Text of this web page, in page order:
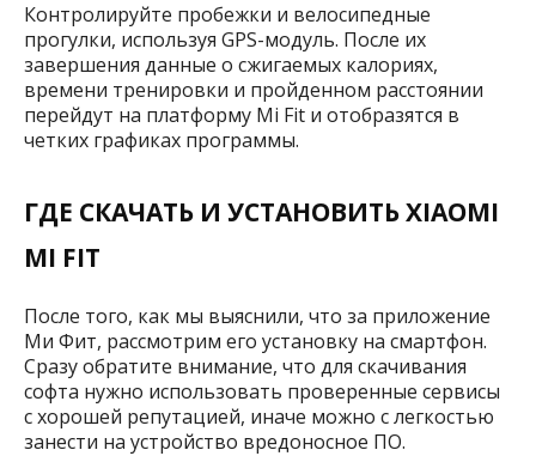
Контролируйте пробежки и велосипедные
прогулки, используя GPS-модуль. После их
завершения данные о сжигаемых калориях,
времени тренировки и пройденном расстоянии
перейдут на платформу Mi Fit и отобразятся в
четких графиках программы.
ГДЕ СКАЧАТЬ И УСТАНОВИТЬ XIAOMI
MI FIT
После того, как мы выяснили, что за приложение
Ми Фит, рассмотрим его установку на смартфон.
Сразу обратите внимание, что для скачивания
софта нужно использовать проверенные сервисы
с хорошей репутацией, иначе можно с легкостью
занести на устройство вредоносное ПО.